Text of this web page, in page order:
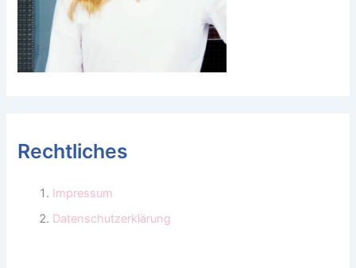
Rechtliches
Impressum
Datenschutzerklärung